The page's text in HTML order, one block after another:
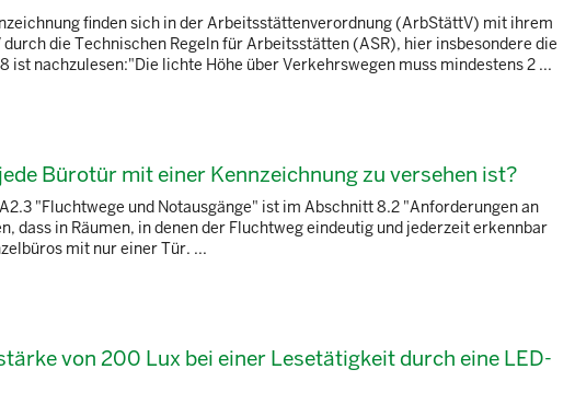
finden sich in der Arbeitsstättenverordnung (ArbStättV) mit ihrem
die Technischen Regeln für Arbeitsstätten (ASR), hier insbesondere die
ist nachzulesen:"Die lichte Höhe über Verkehrswegen muss mindestens 2 ...
Bürotür mit einer Kennzeichnung zu versehen ist?
"Fluchtwege und Notausgänge" ist im Abschnitt 8.2 "Anforderungen an
dass in Räumen, in denen der Fluchtweg eindeutig und jederzeit erkennbar
mit nur einer Tür. ...
von 200 Lux bei einer Lesetätigkeit durch eine LED-